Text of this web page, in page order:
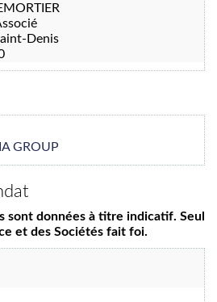
Denis
GROUP
sont données à titre indicatif. Seul
et des Sociétés fait foi.